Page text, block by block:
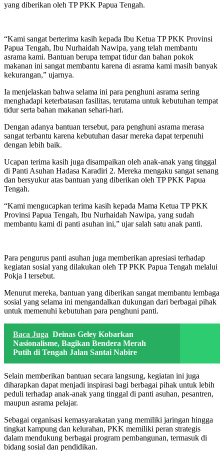
yang diberikan oleh TP PKK Papua Tengah.
“Kami sangat berterima kasih kepada Ibu Ketua TP PKK Provinsi
Papua Tengah, Ibu Nurhaidah Nawipa, yang telah membantu
asrama kami. Bantuan berupa tempat tidur dan bahan pokok
makanan ini sangat membantu karena di asrama kami masih banyak
kekurangan,” ujarnya.
Ia menjelaskan bahwa selama ini para penghuni asrama sering
menghadapi keterbatasan fasilitas, terutama untuk kebutuhan tempat
tidur serta bahan makanan sehari-hari.
Dengan adanya bantuan tersebut, para penghuni asrama merasa
sangat terbantu karena kebutuhan dasar mereka dapat terpenuhi
dengan lebih baik.
Ucapan terima kasih juga disampaikan oleh anak-anak yang tinggal
di Panti Asuhan Hadasa Karadiri 2. Mereka mengaku sangat senang
dan bersyukur atas bantuan yang diberikan oleh TP PKK Papua
Tengah.
“Kami mengucapkan terima kasih kepada Mama Ketua TP PKK
Provinsi Papua Tengah, Ibu Nurhaidah Nawipa, yang sudah
membantu kami di panti asuhan ini,” ujar salah satu anak panti.
Para pengurus panti asuhan juga memberikan apresiasi terhadap
kegiatan sosial yang dilakukan oleh TP PKK Papua Tengah melalui
Pokja I tersebut.
Menurut mereka, bantuan yang diberikan sangat membantu lembaga
sosial yang selama ini mengandalkan dukungan dari berbagai pihak
untuk memenuhi kebutuhan para penghuni panti.
Baca Juga Deinas Geley Kobarkan
Nasionalisme, Bagikan Bendera Merah
Putih di Tengah Jalan Santai Nabire
Selain memberikan bantuan secara langsung, kegiatan ini juga
diharapkan dapat menjadi inspirasi bagi berbagai pihak untuk lebih
peduli terhadap anak-anak yang tinggal di panti asuhan, pesantren,
maupun asrama pelajar.
Sebagai organisasi kemasyarakatan yang memiliki jaringan hingga
tingkat kampung dan kelurahan, PKK memiliki peran strategis
dalam mendukung berbagai program pembangunan, termasuk di
bidang sosial dan pendidikan.